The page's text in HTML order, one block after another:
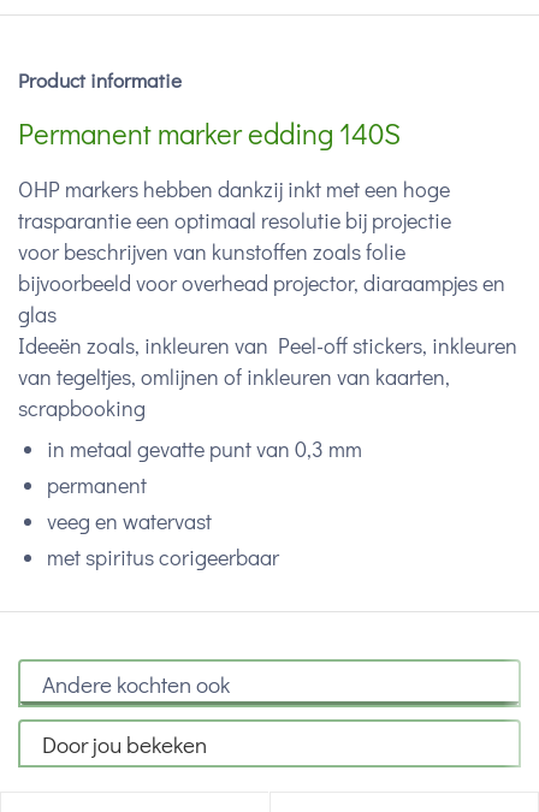
Product informatie
Permanent marker edding 140S
OHP markers hebben dankzij inkt met een hoge
trasparantie een optimaal resolutie bij projectie
voor beschrijven van kunstoffen zoals folie
bijvoorbeeld voor overhead projector, diaraampjes en
glas
Ideeën zoals, inkleuren van Peel-off stickers, inkleuren
van tegeltjes, omlijnen of inkleuren van kaarten,
scrapbooking
in metaal gevatte punt van 0,3 mm
permanent
veeg en watervast
met spiritus corigeerbaar
Andere kochten ook
Door jou bekeken